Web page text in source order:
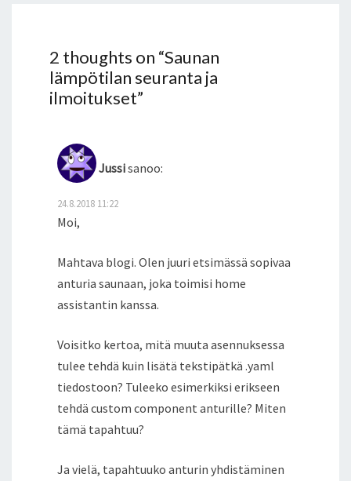
2 thoughts on “Saunan
lämpötilan seuranta ja
ilmoitukset”
Jussisanoo:
24.8.2018 11:22
Moi,
Mahtava blogi. Olen juuri etsimässä sopivaa
anturia saunaan, joka toimisi home
assistantin kanssa.
Voisitko kertoa, mitä muuta asennuksessa
tulee tehdä kuin lisätä tekstipätkä .yaml
tiedostoon? Tuleeko esimerkiksi erikseen
tehdä custom component anturille? Miten
tämä tapahtuu?
Ja vielä, tapahtuuko anturin yhdistäminen